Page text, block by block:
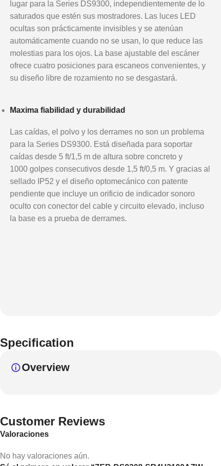
lugar para la Series DS9300, independientemente de lo
saturados que estén sus mostradores. Las luces LED
ocultas son prácticamente invisibles y se atenúan
automáticamente cuando no se usan, lo que reduce las
molestias para los ojos. La base ajustable del escáner
ofrece cuatro posiciones para escaneos convenientes, y
su diseño libre de rozamiento no se desgastará.
Maxima fiabilidad y durabilidad
Las caídas, el polvo y los derrames no son un problema
para la Series DS9300. Está diseñada para soportar
caídas desde 5 ft/1,5 m de altura sobre concreto y
1000 golpes consecutivos desde 1,5 ft/0,5 m. Y gracias al
sellado IP52 y el diseño optomecánico con patente
pendiente que incluye un orificio de indicador sonoro
oculto con conector del cable y circuito elevado, incluso
la base es a prueba de derrames.
Specification
Overview
Customer Reviews
Valoraciones
No hay valoraciones aún.